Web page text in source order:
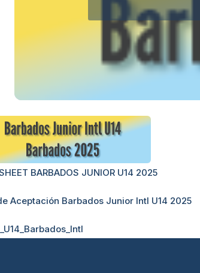
BARBADOS JUNIOR U14 2025
Aceptación Barbados Junior Intl U14 2025